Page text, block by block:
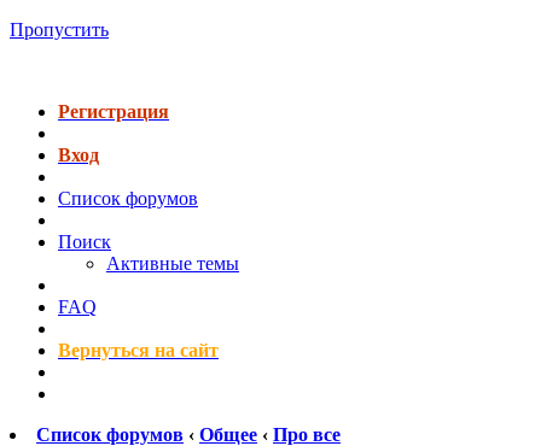
Пропустить
Регистрация
Вход
Список форумов
Поиск
Активные темы
FAQ
Вернуться на сайт
Список форумов ‹ Общее ‹ Про все